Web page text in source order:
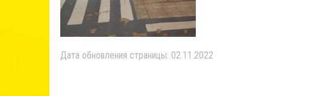
Дата обновления страницы: 02.11.2022